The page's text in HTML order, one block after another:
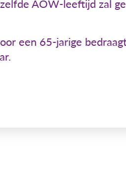
AOW-leeftijd zal
een 65-jarige